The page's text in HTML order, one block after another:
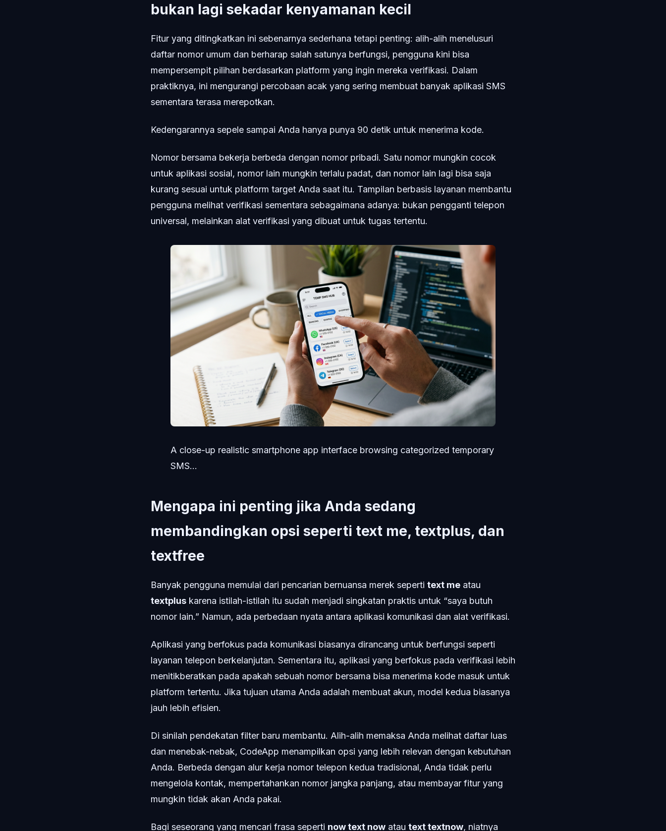
bukan lagi sekadar kenyamanan kecil
Fitur yang ditingkatkan ini sebenarnya sederhana tetapi penting: alih-alih menelusuri
daftar nomor umum dan berharap salah satunya berfungsi, pengguna kini bisa
mempersempit pilihan berdasarkan platform yang ingin mereka verifikasi. Dalam
praktiknya, ini mengurangi percobaan acak yang sering membuat banyak aplikasi SMS
sementara terasa merepotkan.
Kedengarannya sepele sampai Anda hanya punya 90 detik untuk menerima kode.
Nomor bersama bekerja berbeda dengan nomor pribadi. Satu nomor mungkin cocok
untuk aplikasi sosial, nomor lain mungkin terlalu padat, dan nomor lain lagi bisa saja
kurang sesuai untuk platform target Anda saat itu. Tampilan berbasis layanan membantu
pengguna melihat verifikasi sementara sebagaimana adanya: bukan pengganti telepon
universal, melainkan alat verifikasi yang dibuat untuk tugas tertentu.
A close-up realistic smartphone app interface browsing categorized temporary
SMS...
Mengapa ini penting jika Anda sedang
membandingkan opsi seperti text me, textplus, dan
textfree
Banyak pengguna memulai dari pencarian bernuansa merek seperti text me atau
textplus karena istilah-istilah itu sudah menjadi singkatan praktis untuk “saya butuh
nomor lain.” Namun, ada perbedaan nyata antara aplikasi komunikasi dan alat verifikasi.
Aplikasi yang berfokus pada komunikasi biasanya dirancang untuk berfungsi seperti
layanan telepon berkelanjutan. Sementara itu, aplikasi yang berfokus pada verifikasi lebih
menitikberatkan pada apakah sebuah nomor bersama bisa menerima kode masuk untuk
platform tertentu. Jika tujuan utama Anda adalah membuat akun, model kedua biasanya
jauh lebih efisien.
Di sinilah pendekatan filter baru membantu. Alih-alih memaksa Anda melihat daftar luas
dan menebak-nebak, CodeApp menampilkan opsi yang lebih relevan dengan kebutuhan
Anda. Berbeda dengan alur kerja nomor telepon kedua tradisional, Anda tidak perlu
mengelola kontak, mempertahankan nomor jangka panjang, atau membayar fitur yang
mungkin tidak akan Anda pakai.
Bagi seseorang yang mencari frasa seperti now text now atau text textnow, niatnya